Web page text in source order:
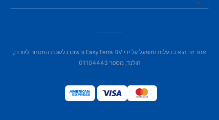
אתר זה הוא בבעלות ומופעל על ידי EasyTerra BV ורשום בלשכת המסחר ליוורדן,
הולנד, מספר 01104443